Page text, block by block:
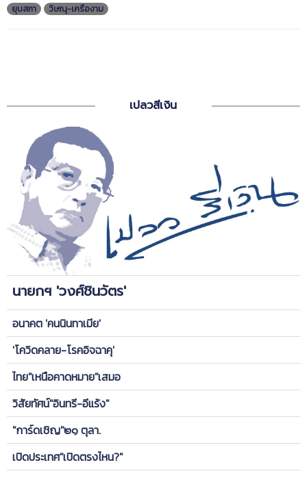
ยุบสภา วิษณุ-เครืองาม
เปลวสีเงิน
นายกฯ 'วงศ์ชินวัตร'
อนาคต 'คนนินทาเมีย'
'โควิดคลาย-โรคอิจฉาคุ'
ไทย"เหนือคาดหมาย"เสมอ
วิสัยทัศน์"อินทรี-อีแร้ง"
"การ์ดเชิญ"๒๑ ตุลา.
เปิดประเทศ"เปิดตรงไหน?"